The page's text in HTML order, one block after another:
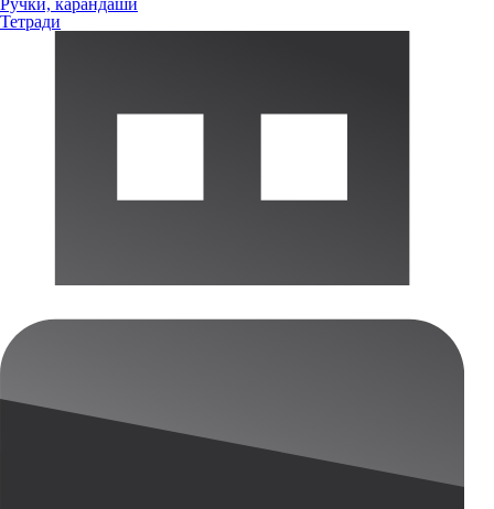
Ручки, карандаши
Тетради